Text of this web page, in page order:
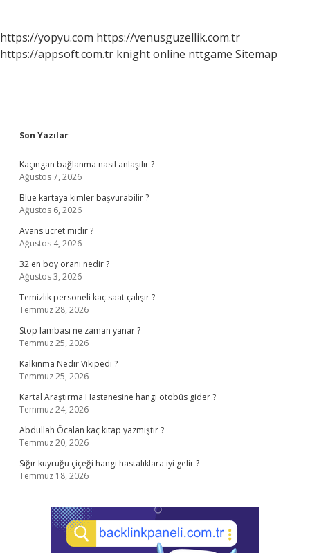
https://yopyu.com https://venusguzellik.com.tr
https://appsoft.com.tr knight online nttgame Sitemap
Sidebar
Son Yazılar
Kaçıngan bağlanma nasıl anlaşılır ?
Ağustos 7, 2026
Blue kartaya kimler başvurabilir ?
Ağustos 6, 2026
Avans ücret midir ?
Ağustos 4, 2026
32 en boy oranı nedir ?
Ağustos 3, 2026
Temizlik personeli kaç saat çalışır ?
Temmuz 28, 2026
Stop lambası ne zaman yanar ?
Temmuz 25, 2026
Kalkınma Nedir Vikipedi ?
Temmuz 25, 2026
Kartal Araştırma Hastanesine hangi otobüs gider ?
Temmuz 24, 2026
Abdullah Öcalan kaç kitap yazmıştır ?
Temmuz 20, 2026
Sığır kuyruğu çiçeği hangi hastalıklara iyi gelir ?
Temmuz 18, 2026